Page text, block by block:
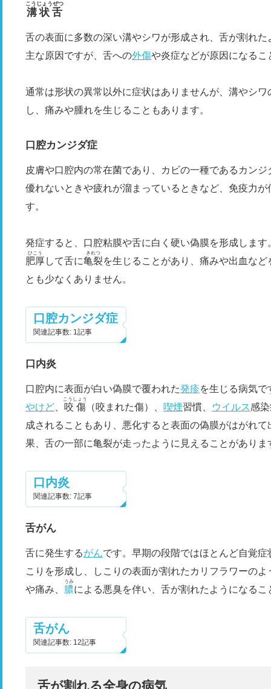
溝状舌
こうじょうぜつ
舌の表面に多数の深い溝やシワが形成され、舌が割れ
主な原因ですが、舌への外傷や炎症などが原因になるこ
通常は形状の異常以外に症状はありませんが、溝やシ
し、痛みや腫れを生じることもあります。
口腔カンジダ症
皮膚や口腔内の常在菌であり、カビの一種であるカン
優れないときや疲れが溜まっているときなど、免疫力
す。
発症すると、口腔粘膜や舌に白く硬い偽膜を形成しま
肥厚
ひこう
して舌に亀裂
きれつ
を生じることがあり、痛みや出血な
とも少なくありません。
口腔カンジダ症
関連記事数: 1記事
口内炎
口腔内に表面が白い偽膜で覆われた発疹を生じる病気で
やけど
咬傷
こうしょう
（咬まれた傷）、 喫煙習慣、 ウイルス感
成されることもあり、悪化すると表面の偽膜がはがれ
果、舌の一部に亀裂が走ったように見えることがありま
口内炎
関連記事数: 7記事
舌がん
舌に発生するがんです。早期の段階ではほとんど自覚
こりを形成し、しこりの表面が割れたカリフラワーのよ
や痛み、 膿
うみ
による悪臭を伴い、舌が割れたようになるこ
舌がん
関連記事数: 12記事
舌が割れる全身の病気